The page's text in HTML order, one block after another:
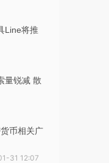
Line将推
量锐减 散
币相关广
31 12:07